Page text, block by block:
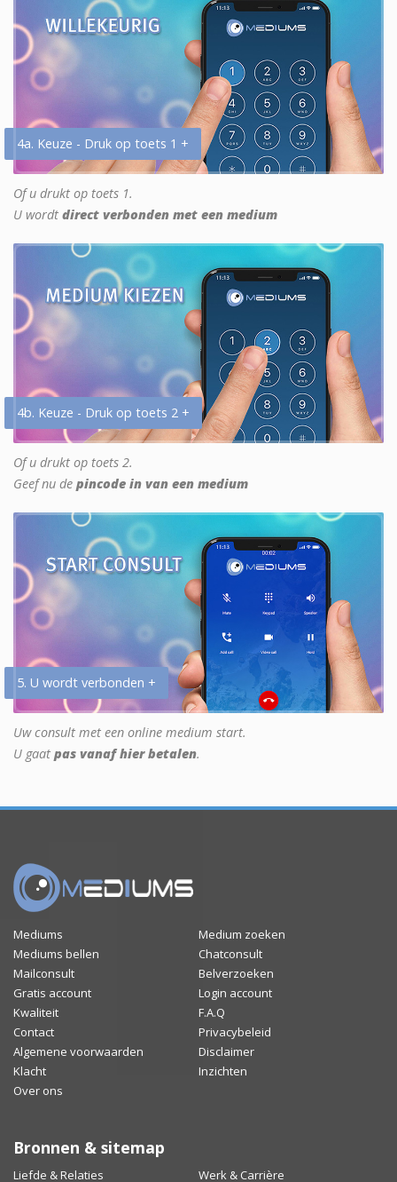
4a. Keuze - Druk op toets 1 +
Of u drukt op toets 1.
U wordt direct verbonden met een medium
4b. Keuze - Druk op toets 2 +
Of u drukt op toets 2.
Geef nu de pincode in van een medium
5. U wordt verbonden +
Uw consult met een online medium start.
U gaat pas vanaf hier betalen.
Mediums
Medium zoeken
Mediums bellen
Chatconsult
Mailconsult
Belverzoeken
Gratis account
Login account
Kwaliteit
F.A.Q
Contact
Privacybeleid
Algemene voorwaarden
Disclaimer
Klacht
Inzichten
Over ons
Bronnen & sitemap
Liefde & Relaties Werk & Carrière